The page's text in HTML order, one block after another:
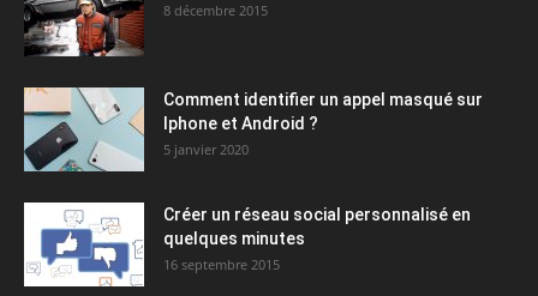
8 décembre 2015
Comment identifier un appel masqué sur
Iphone et Android ?
5 janvier 2020
Créer un réseau social personnalisé en
quelques minutes
16 septembre 2015